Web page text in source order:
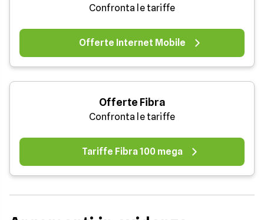
Confronta le tariffe
Offerte Internet Mobile
Offerte Fibra
Confronta le tariffe
Tariffe Fibra 100 mega